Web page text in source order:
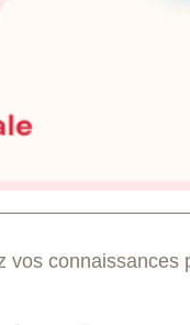
vos connaissances